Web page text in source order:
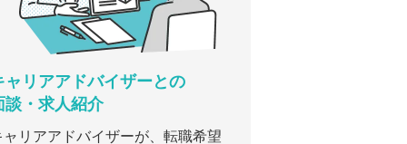
ャリアアドバイザーとの
談・求人紹介
ャリアアドバイザーが、転職希望